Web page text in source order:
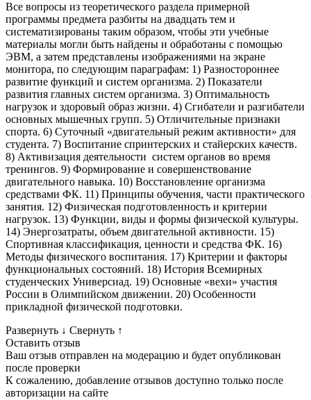
Все вопросы из теоретического раздела примерной
программы предмета разбиты на двадцать тем и
систематизированы таким образом, чтобы эти учебные
материалы могли быть найдены и обработаны с помощью
ЭВМ, а затем представлены изображениями на экране
монитора, по следующим параграфам: 1) Разностороннее
развитие функций и систем организма. 2) Показатели
развития главных систем организма. 3) Оптимальность
нагрузок и здоровый образ жизни. 4) Сгибатели и разгибатели
основных мышечных групп. 5) Отличительные признаки
спорта. 6) Суточный «двигательный режим активности» для
студента. 7) Воспитание спринтерских и стайерских качеств.
8) Активизация деятельности систем органов во время
тренингов. 9) Формирование и совершенствование
двигательного навыка. 10) Восстановление организма
средствами ФК. 11) Принципы обучения, части практического
занятия. 12) Физическая подготовленность и критерии
нагрузок. 13) Функции, виды и формы физической культуры.
14) Энергозатраты, объем двигательной активности. 15)
Спортивная классификация, ценности и средства ФК. 16)
Методы физического воспитания. 17) Критерии и факторы
функциональных состояний. 18) История Всемирных
студенческих Универсиад. 19) Основные «вехи» участия
России в Олимпийском движении. 20) Особенности
прикладной физической подготовки.
Развернуть ↓ Свернуть ↑
Оставить отзыв
Ваш отзыв отправлен на модерацию и будет опубликован
после проверки
К сожалению, добавление отзывов доступно только после
авторизации на сайте